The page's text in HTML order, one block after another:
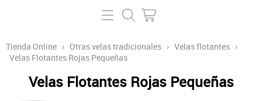
Inicio
Tienda Online
Velas de parafina líquida
Preguntas Frecuentes
Tienda Online › Otras velas tradicionales › Velas flotantes ›
Velas Flotantes Rojas Pequeñas
Velas Flotantes Rojas Pequeñas